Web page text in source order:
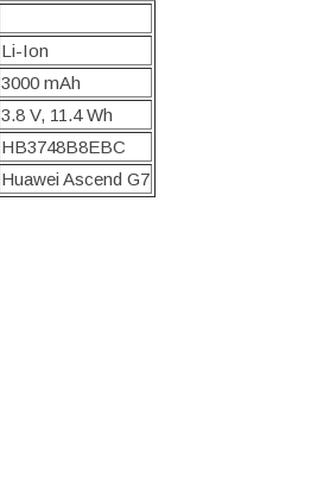
Li-Ion
3000 mAh
3.8 V, 11.4 Wh
HB3748B8EBC
Huawei Ascend G7